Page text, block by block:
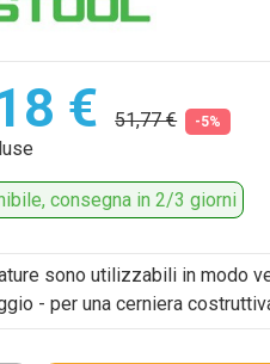
€ 51,77 € -5%
consegna in 2/3 giorni
sono utilizzabili in modo
- per una cerniera